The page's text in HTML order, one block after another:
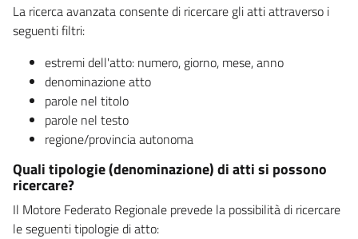
La ricerca avanzata consente di ricercare gli atti attraverso i
seguenti filtri:
estremi dell'atto: numero, giorno, mese, anno
denominazione atto
parole nel titolo
parole nel testo
regione/provincia autonoma
Quali tipologie (denominazione) di atti si possono
ricercare?
Il Motore Federato Regionale prevede la possibilità di ricercare
le seguenti tipologie di atto: